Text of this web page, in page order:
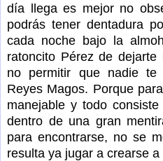
día llega es mejor no
podrás tener dentadura
cada noche bajo la
ratoncito Pérez de
no permitir que nadie te
Reyes Magos. Porque
manejable y todo
dentro de una gran
para encontrarse, no se
resulta ya jugar a crearse